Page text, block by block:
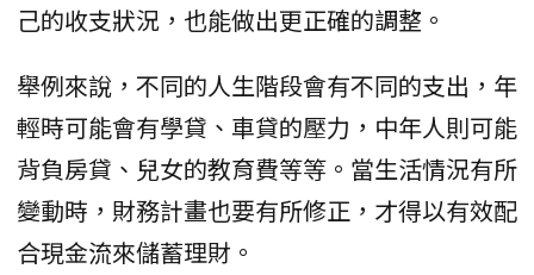
己的收支狀況，也能做出更正確的調整。
舉例來說，不同的人生階段會有不同的支出，年
輕時可能會有學貸、車貸的壓力，中年人則可能
背負房貸、兒女的教育費等等。當生活情況有所
變動時，財務計畫也要有所修正，才得以有效配
合現金流來儲蓄理財。